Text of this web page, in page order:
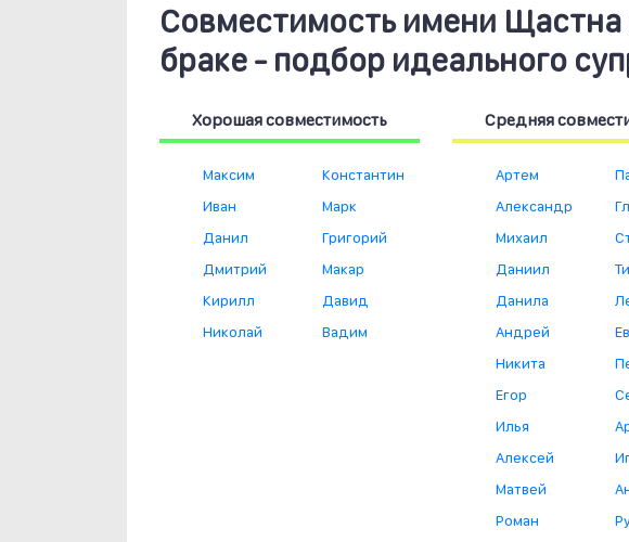
Совместимость имени
браке - подбор идеального
Хорошая совместимость
Максим
Иван
Данил
Дмитрий
Кирилл
Николай
Константин
Марк
Григорий
Макар
Давид
Вадим
Средняя
Артем
Александр
Михаил
Даниил
Данила
Андрей
Никита
Егор
Илья
Алексей
Матвей
Роман